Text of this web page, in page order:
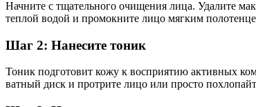
Начните с тщательного очищения лица. Удалите
теплой водой и промокните лицо мягким
Шаг 2: Нанесите тоник
Тоник подготовит кожу к восприятию активных
ватный диск и протрите лицо или просто